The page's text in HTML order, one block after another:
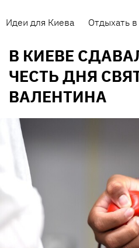
Идеи для Киева Отдыхать
В КИЕВЕ
ЧЕСТЬ ДНЯ
ВАЛЕНТИНА